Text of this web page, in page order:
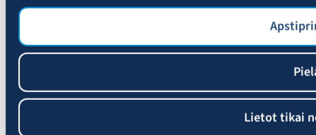
Lietot tikai